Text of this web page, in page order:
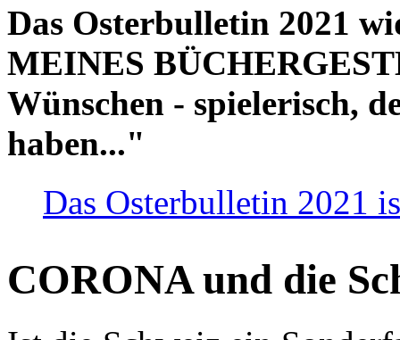
Das Osterbulletin 2021
MEINES
Wünschen - spielerisch,
haben..."
Das Osterbulletin 2021
CORONA und die